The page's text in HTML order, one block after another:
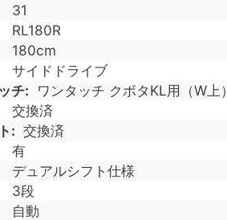
31
RL180R
180cm
サイドドライブ
チ
ワンタッチ クボタKL用（W上）
交換済
交換済
有
デュアルシフト仕様
3段
自動